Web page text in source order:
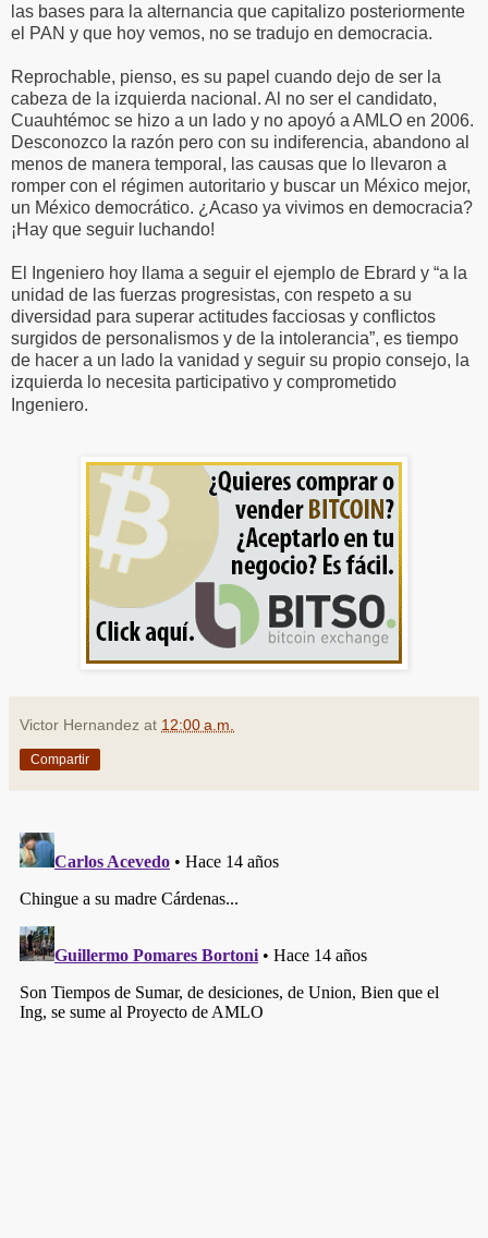
las bases para la alternancia que capitalizo posteriormente
el PAN y que hoy vemos, no se tradujo en democracia.
Reprochable, pienso, es su papel cuando dejo de ser la
cabeza de la izquierda nacional. Al no ser el candidato,
Cuauhtémoc se hizo a un lado y no apoyó a AMLO en 2006.
Desconozco la razón pero con su indiferencia, abandono al
menos de manera temporal, las causas que lo llevaron a
romper con el régimen autoritario y buscar un México mejor,
un México democrático. ¿Acaso ya vivimos en democracia?
¡Hay que seguir luchando!
El Ingeniero hoy llama a seguir el ejemplo de Ebrard y “a la
unidad de las fuerzas progresistas, con respeto a su
diversidad para superar actitudes facciosas y conflictos
surgidos de personalismos y de la intolerancia”, es tiempo
de hacer a un lado la vanidad y seguir su propio consejo, la
izquierda lo necesita participativo y comprometido
Ingeniero.
Victor Hernandez at 12:00 a.m.
Compartir